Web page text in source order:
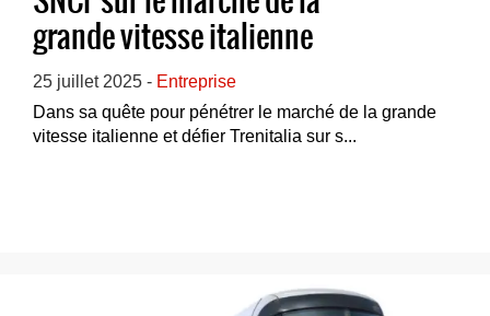
grande vitesse italienne
25 juillet 2025 - Entreprise
Dans sa quête pour pénétrer le marché de la grande
vitesse italienne et défier Trenitalia sur s...